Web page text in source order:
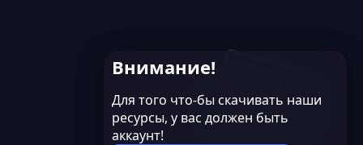
Внимание!
Для того что-бы скачивать наши
ресурсы, у вас должен быть
аккаунт!